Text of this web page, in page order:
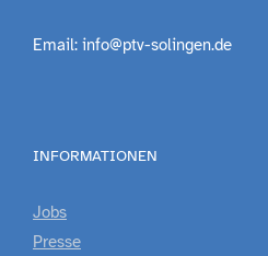
Email: info@ptv-solingen.de
INFORMATIONEN
Jobs
Presse